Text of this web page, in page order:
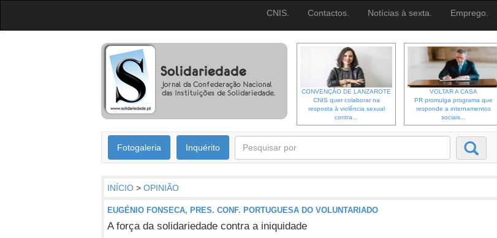
CNIS. Contactos. Notícias à sexta. Emprego.
CONVENÇÃO DE LANZAROTE
CNIS quer colaborar na
resposta à violência sexual
contra...
VOLTAR A CASA
PR promulga programa que
responde a internamentos
sociais...
Fotogaleria Inquérito
INÍCIO > OPINIÃO
EUGÉNIO FONSECA, PRES. CONF. PORTUGUESA DO VOLUNTARIADO
A força da solidariedade contra a iniquidade